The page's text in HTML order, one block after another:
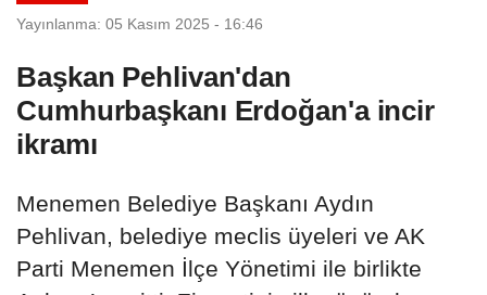
Yayınlanma: 05 Kasım 2025 - 16:46
Başkan Pehlivan'dan
Cumhurbaşkanı Erdoğan'a incir
ikramı
Menemen Belediye Başkanı Aydın
Pehlivan, belediye meclis üyeleri ve AK
Parti Menemen İlçe Yönetimi ile birlikte